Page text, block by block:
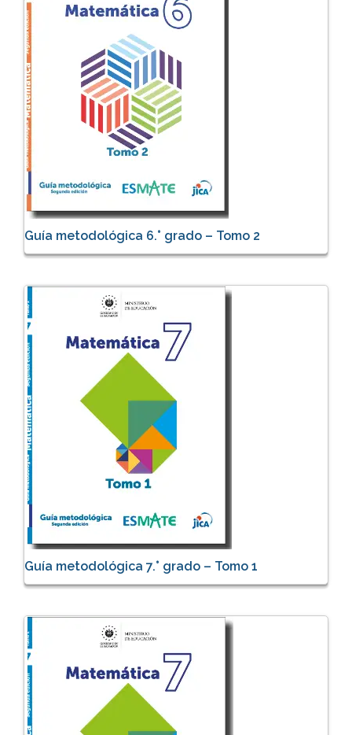
Guía metodológica 6.° grado – Tomo 2
Guía metodológica 7.° grado – Tomo 1